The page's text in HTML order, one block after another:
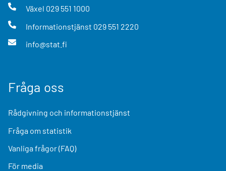
Växel 029 551 1000
Informationstjänst 029 551 2220
info@stat.fi
Fråga oss
Rådgivning och informationstjänst
Fråga om statistik
Vanliga frågor (FAQ)
För media